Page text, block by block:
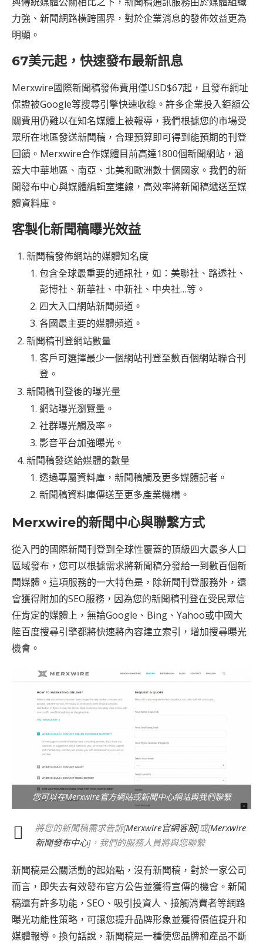
力強、新聞網路橫跨國界，對於企業消息的發佈效益更為
明顯。
67美元起，快速發布最新訊息
Merxwire國際新聞稿發佈費用僅USD$67起，且發布網址
保證被Google等搜尋引擎快速收錄。許多企業投入鉅額公
關費用仍難以在知名媒體上被報導，我們根據您的市場受
眾所在地區發送新聞稿，合理預算即可得到能預期的刊登
回饋。Merxwire合作媒體目前高達1800個新聞網站，涵
蓋大中華地區、南亞、北美和歐洲數十個國家。我們的新
聞發布中心與媒體編輯室連線，高效率將新聞稿遞送至媒
體資料庫。
客製化新聞稿曝光效益
新聞稿發佈網站的媒體知名度
包含全球最重要的通訊社，如：美聯社、路透社、
彭博社、新華社、中新社、中央社…等。
四大入口網站新聞頻道。
各國最主要的媒體頻道。
新聞稿刊登網站數量
客戶可選擇最少一個網站刊登至數百個網站聯合刊
登。
新聞稿刊登後的曝光量
網站曝光瀏覽量。
社群曝光觸及率。
影音平台加強曝光。
新聞稿發送給媒體的數量
透過專屬資料庫，新聞稿觸及更多媒體記者。
新聞稿資料庫傳送至更多產業機構。
Merxwire的新聞中心與聯繫方式
從入門的國際新聞刊登到全球性覆蓋的頂級四大最多人口
區域發布，您可以根據需求將新聞稿分發給一到數百個新
聞媒體。這項服務的一大特色是，除新聞刊登服務外，還
會獲得附加的SEO服務，因為您的新聞稿刊登在受民眾信
任肯定的媒體上，無論Google、Bing、Yahoo或中國大
陸百度搜尋引擎都將快速將內容建立索引，增加搜尋曝光
機會。
您可以在Merxwire官方網站或新聞中心網站與我們聯繫
將您的新聞稿需求告訴[Merxwire官網客服]或[Merxwire
新聞發布中心]，我們的服務人員將與您聯繫
新聞稿是公關活動的起始點，沒有新聞稿，對於一家公司
而言，即失去有效發布官方公告並獲得宣傳的機會。新聞
稿還有許多功能，SEO、吸引投資人、接觸消費者等網路
曝光功能性策略，可讓您提升品牌形象並獲得價值提升和
媒體​​報導。換句話說，新聞稿是一種使您品牌和產品不斷